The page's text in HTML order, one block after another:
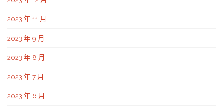
2023 年 11 月
2023 年 9 月
2023 年 8 月
2023 年 7 月
2023 年 6 月